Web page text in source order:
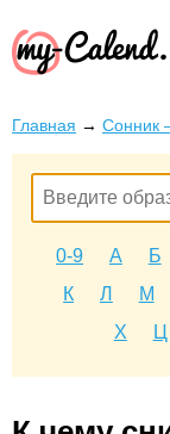
Главная → Сонник
0-9 А Б
К
Л М
Х
Ц